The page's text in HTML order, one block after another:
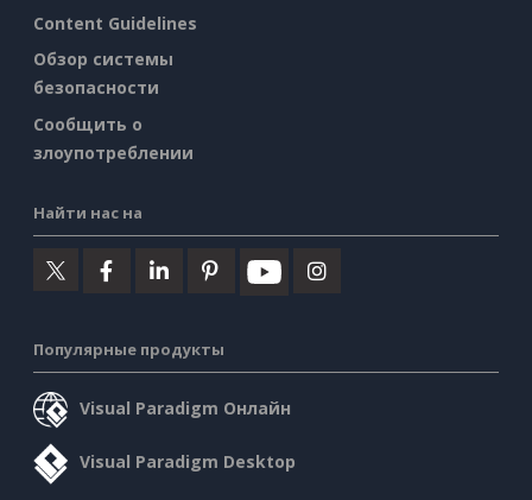
Content Guidelines
Обзор системы
безопасности
Сообщить о
злоупотреблении
Найти нас на
Популярные продукты
Visual Paradigm Онлайн
Visual Paradigm Desktop